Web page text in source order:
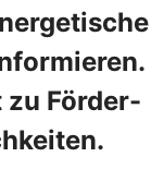
Förder-